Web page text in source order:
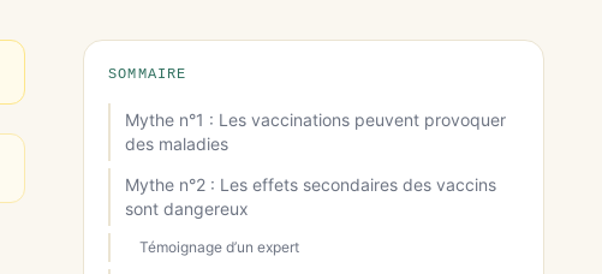
SOMMAIRE
Mythe n°1 : Les vaccinations peuvent provoquer
des maladies
Mythe n°2 : Les effets secondaires des vaccins
sont dangereux
Témoignage d’un expert